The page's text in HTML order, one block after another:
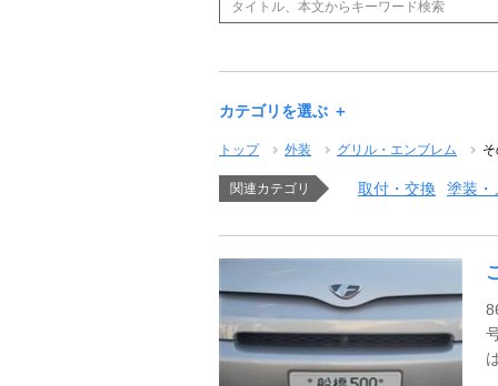
カテゴリを選ぶ ＋
トップ 外装 グリル・エンブレム
関連カテゴリ 取付・交換 塗装・